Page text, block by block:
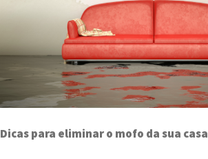
Dicas para eliminar o mofo da sua casa